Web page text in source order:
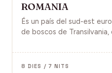
ROMANIA
És un país del sud-est
de boscos de
segle XIV i el Castell de
8 DIES / 7 NITS